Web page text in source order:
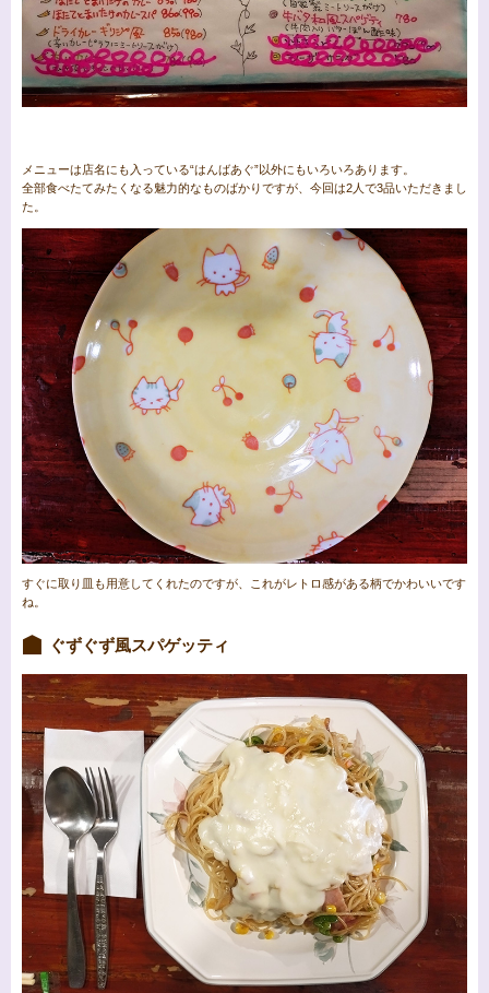
メニューは店名にも入っている“はんばあぐ”以外にもいろいろあります。
全部食べたてみたくなる魅力的なものばかりですが、今回は2人で3品いただきまし
た。
すぐに取り皿も用意してくれたのですが、これがレトロ感がある柄でかわいいです
ね。
ぐずぐず風スパゲッティ